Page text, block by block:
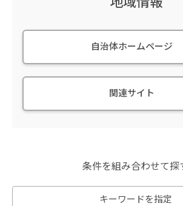
自治体ホームページ
関連サイト
条件を組み合わせて探
キーワードを指定